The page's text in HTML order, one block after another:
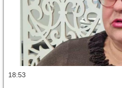
18:53